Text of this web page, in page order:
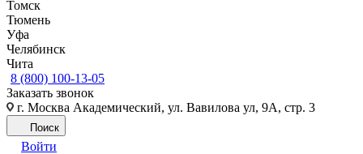
Томск
Тюмень
Уфа
Челябинск
Чита
8 (800) 100-13-05
Заказать звонок
г. Москва Академический, ул. Вавилова ул, 9А, стр. 3
Поиск
Войти